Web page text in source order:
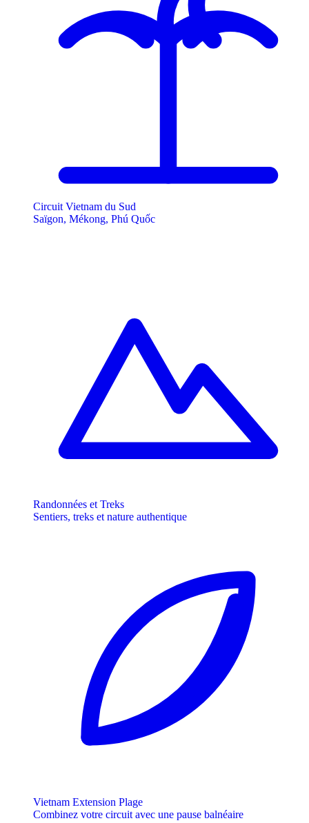
Circuit Vietnam du Sud
Saïgon, Mékong, Phú Quốc
Randonnées et Treks
Sentiers, treks et nature authentique
Vietnam Extension Plage
Combinez votre circuit avec une pause balnéaire